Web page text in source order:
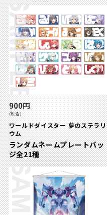
900円
(税込)
ワールドダイスター 夢のステラリ
ウム
ランダムネームプレートバッ
ジ全21種